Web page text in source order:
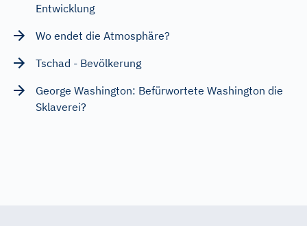
Entwicklung
Wo endet die Atmosphäre?
Tschad - Bevölkerung
George Washington: Befürwortete Washington die
Sklaverei?